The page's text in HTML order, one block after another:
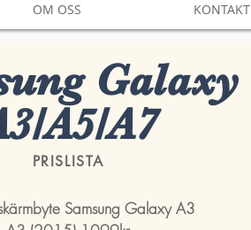
OM OSS KONTAKT
Galaxy
A5/A7
PRISLISTA
Samsung Galaxy A3